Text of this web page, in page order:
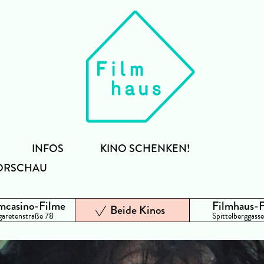
INFOS KINO SCHENKEN!
Filme
78 Beide Kinos Filmhaus-